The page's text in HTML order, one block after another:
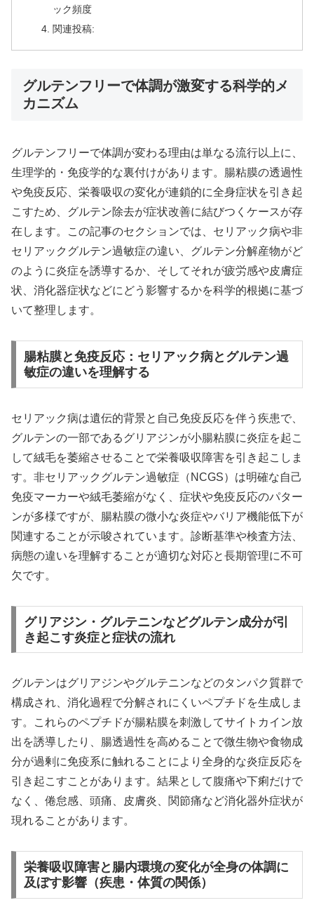
ック頻度
関連投稿:
グルテンフリーで体調が激変する科学的メ
カニズム
グルテンフリーで体調が変わる理由は単なる流行以上に、
生理学的・免疫学的な裏付けがあります。腸粘膜の透過性
や免疫反応、栄養吸収の変化が連鎖的に全身症状を引き起
こすため、グルテン除去が症状改善に結びつくケースが存
在します。この記事のセクションでは、セリアック病や非
セリアックグルテン過敏症の違い、グルテン分解産物がど
のように炎症を誘導するか、そしてそれが疲労感や皮膚症
状、消化器症状などにどう影響するかを科学的根拠に基づ
いて整理します。
腸粘膜と免疫反応：セリアック病とグルテン過
敏症の違いを理解する
セリアック病は遺伝的背景と自己免疫反応を伴う疾患で、
グルテンの一部であるグリアジンが小腸粘膜に炎症を起こ
して絨毛を萎縮させることで栄養吸収障害を引き起こしま
す。非セリアックグルテン過敏症（NCGS）は明確な自己
免疫マーカーや絨毛萎縮がなく、症状や免疫反応のパター
ンが多様ですが、腸粘膜の微小な炎症やバリア機能低下が
関連することが示唆されています。診断基準や検査方法、
病態の違いを理解することが適切な対応と長期管理に不可
欠です。
グリアジン・グルテニンなどグルテン成分が引
き起こす炎症と症状の流れ
グルテンはグリアジンやグルテニンなどのタンパク質群で
構成され、消化過程で分解されにくいペプチドを生成しま
す。これらのペプチドが腸粘膜を刺激してサイトカイン放
出を誘導したり、腸透過性を高めることで微生物や食物成
分が過剰に免疫系に触れることにより全身的な炎症反応を
引き起こすことがあります。結果として腹痛や下痢だけで
なく、倦怠感、頭痛、皮膚炎、関節痛など消化器外症状が
現れることがあります。
栄養吸収障害と腸内環境の変化が全身の体調に
及ぼす影響（疾患・体質の関係）